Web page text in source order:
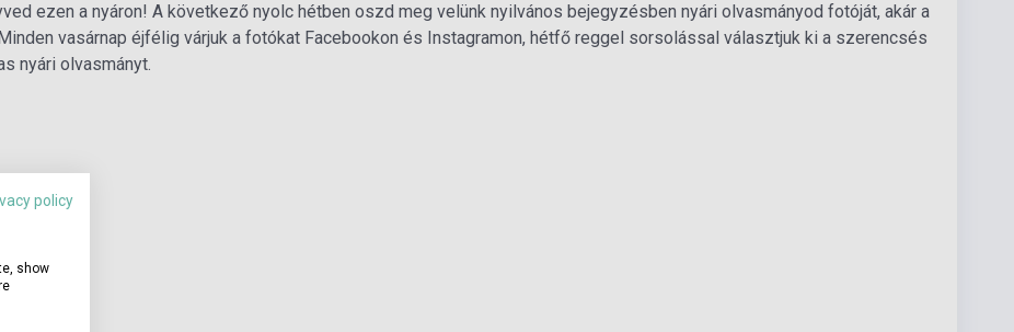
ezen a nyáron! A következő nyolc hétben oszd meg velünk nyilvános bejegyzésben nyári olvasmányod fotóját, akár a
vasárnap éjfélig várjuk a fotókat Facebookon és Instagramon, hétfő reggel sorsolással választjuk ki a szerencsés
nyári olvasmányt.
policy
show